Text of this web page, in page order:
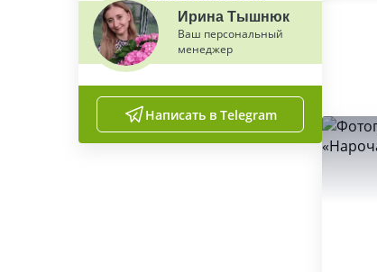
Ирина Тышнюк
Ваш персональный
менеджер
Написать в Telegram